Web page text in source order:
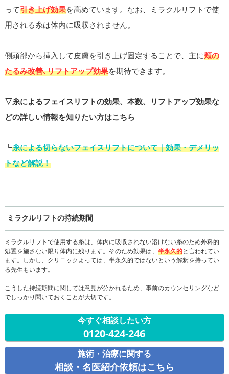
って引き上げ効果を高めています。なお、ミラクルリフトで使
用される糸は体内に吸収されません。
側頭部から挿入して皮膚を引き上げ固定することで、主に頬の
たるみ改善､リフトアップ効果を期待できます。
▽糸によるフェイスリフトの効果、本数、リフトアップ効果な
どの詳しい情報を知りたい方はこちら
┗糸による切らないフェイスリフトについて｜効果・デメリッ
トなど解説！
ミラクルリフトの持続期間
ミラクルリフトで使用する糸は、体内に吸収されない溶けない糸のため外科的
処置を施さない限り体内に残ります。そのため効果は、 半永久的と言われてい
ます。しかし、クリニックよっては、半永久的ではないという解釈を持ってい
る先生もいます。
こうした持続期間に関しては意見が分かれるため、事前のカウンセリングなど
でしっかり聞いておくことが大切です。
今すぐ相談したい方
0120-424-246
施術・治療に関する
相談・名医紹介依頼はこちら